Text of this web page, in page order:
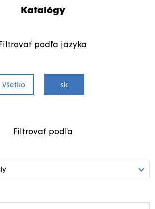
Katalógy
Filtrovať podľa jazyka
Všetko sk
Filtrovať podľa